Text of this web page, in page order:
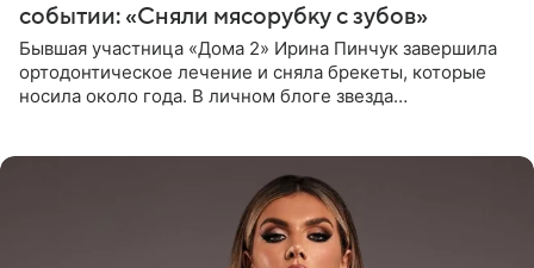
событии: «Сняли мясорубку с зубов»
Бывшая участница «Дома 2» Ирина Пинчук завершила
ортодонтическое лечение и сняла брекеты, которые
носила около года. В личном блоге звезда